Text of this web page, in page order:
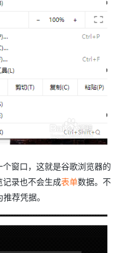
窗口，这就是谷歌浏览器的
记录也不会生成表单数据。不
荐凭据。